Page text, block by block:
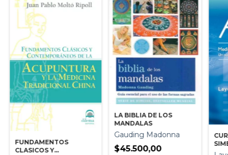
FUNDAMENTOS
CLASICOS Y
LA BIBLIA DE LOS
MANDALAS
Gauding Madonna
$45.500,00